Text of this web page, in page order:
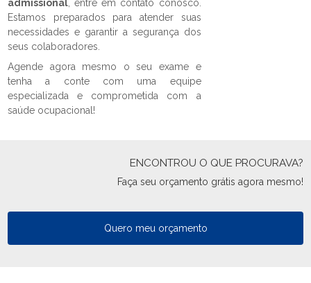
admissional , entre em contato conosco.
Estamos preparados para atender suas
necessidades e garantir a segurança dos
seus colaboradores.
Agende agora mesmo o seu exame e
tenha a conte com uma equipe
especializada e comprometida com a
saúde ocupacional!
ENCONTROU O QUE PROCURAVA?
Faça seu orçamento grátis agora mesmo!
Quero meu orçamento